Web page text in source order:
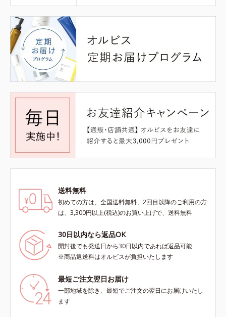
送料無料
初めての方は、全国送料無料、2回目以降のご利用の方
は、3,300円以上(税込)のお買い上げで、送料無料
30日以内なら返品OK
開封後でも発送日から30日以内であれば返品可能
※商品返送料はオルビスが負担いたします
最短ご注文翌日お届け
一部地域を除き、最短でご注文の翌日にお届けいたし
ます